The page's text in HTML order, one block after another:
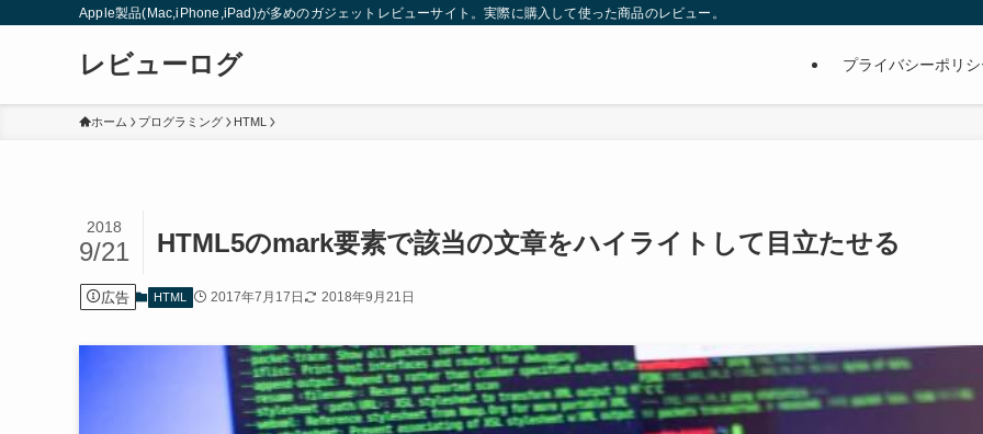
Apple製品(Mac,iPhone,iPad)が多めのガジェットレビューサイト。実際に購入して使った商品のレビュー。
レビューログ プライバシーポリ
ホーム プログラミング HTML
HTML5のmark要素で該当の文章をハイライトして目立たせる
2018
9/21
広告 HTML 2017年7月17日 2018年9月21日